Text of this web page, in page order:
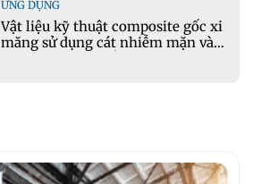
ỨNG DỤNG
Vật liệu kỹ thuật composite gốc xi
măng sử dụng cát nhiễm mặn và